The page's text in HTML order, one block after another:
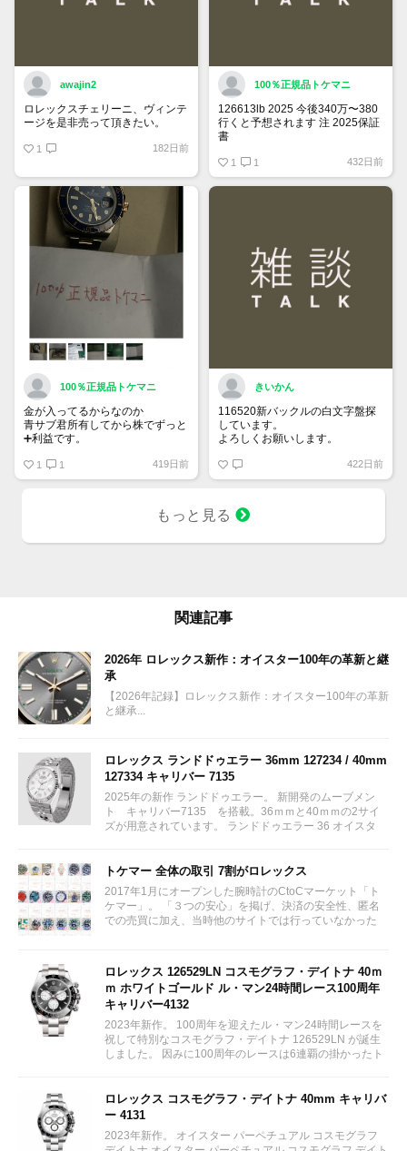
awajin2
ロレックスチェリーニ、ヴィンテ
ージを是非売って頂きたい。
1 182日前
100％正規品トケマニ
126613lb 2025 今後340万〜380
行くと予想されます 注 2025保証
書
2025/ @Watch_Monster_より
1 1 432日前
100％正規品トケマニ
金が入ってるからなのか
青サブ君所有してから株でずっと
➕利益です。
銘柄番号7932 ニッピ
1 1 419日前
きいかん
116520新バックルの白文字盤探
しています。
よろしくお願いします。
422日前
もっと見る
関連記事
2026年 ロレックス新作：オイスター100年の革新と継
承
【2026年記録】ロレックス新作：オイスター100年の革新
と継承...
ロレックス ランドドゥエラー 36mm 127234 / 40mm
127334 キャリバー 7135
2025年の新作 ランドドゥエラー。 新開発のムーブメン
ト キャリバー7135 を搭載。36ｍｍと40ｍｍの2サイ
ズが用意されています。 ランドドゥエラー 36 オイスタ
トケマー 全体の取引 7割がロレックス
2017年1月にオープンした腕時計のCtoCマーケット「ト
ケマー」。 「３つの安心」を掲げ、決済の安全性、匿名
での売買に加え、当時他のサイトでは行っていなかった
ロレックス 126529LN コスモグラフ・デイトナ 40ｍ
ｍ ホワイトゴールド ル・マン24時間レース100周年
キャリバー4132
2023年新作。 100周年を迎えたル・マン24時間レースを
祝して特別なコスモグラフ・デイトナ 126529LN が誕生
しました。 因みに100周年のレースは6連覇の掛かったト
ロレックス コスモグラフ・デイトナ 40mm キャリバ
ー 4131
2023年新作。 オイスター パーペチュアル コスモグラフ